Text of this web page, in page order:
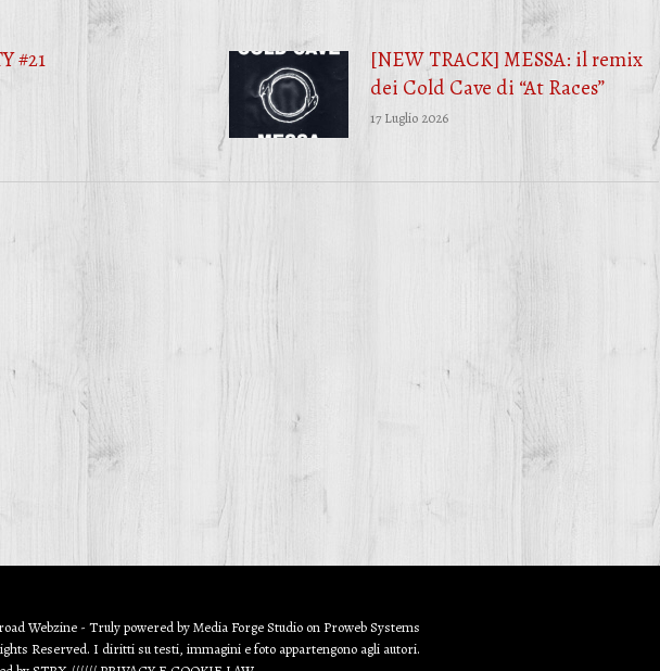
#21
[NEW TRACK] MESSA: il remix
dei Cold Cave di “At Races”
17 Luglio 2026
Webzine - Truly powered byMedia Forge Studio on ProwebSystems
Reserved. I diritti su testi, immagini e foto appartengono agli autori.